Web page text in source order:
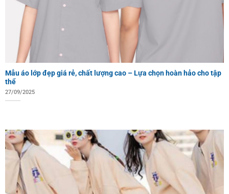
Mẫu áo lớp đẹp giá rẻ, chất lượng cao – Lựa chọn hoàn hảo cho tập
thể
27/09/2025